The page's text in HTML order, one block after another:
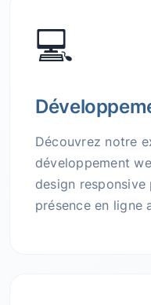
💻
Découvrez notre
développement
design
présence en ligne